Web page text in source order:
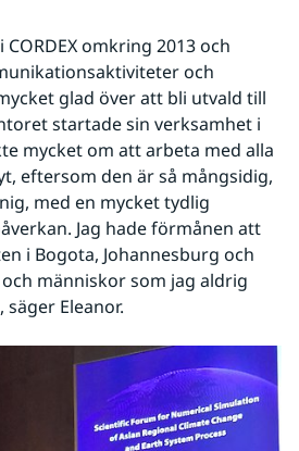
CORDEX omkring 2013 och
och
glad över att bli utvald till
startade sin verksamhet i
mycket om att arbeta med alla
eftersom den är så mångsidig,
med en mycket tydlig
Jag hade förmånen att
i Bogota, Johannesburg och
människor som jag aldrig
Eleanor.